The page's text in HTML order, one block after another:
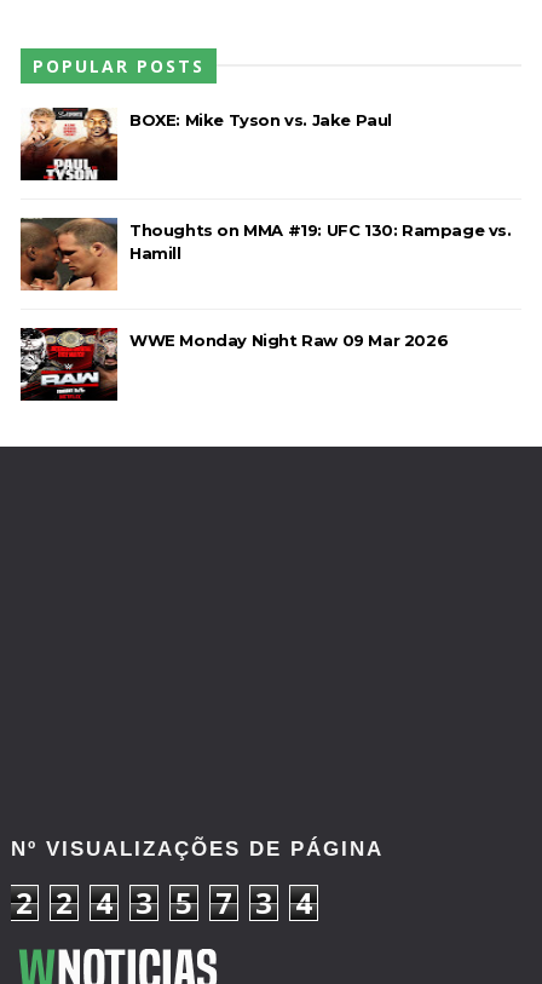
POPULAR POSTS
BOXE: Mike Tyson vs. Jake Paul
Thoughts on MMA #19: UFC 130: Rampage vs.
Hamill
WWE Monday Night Raw 09 Mar 2026
Nº VISUALIZAÇÕES DE PÁGINA
2 2 4 3 5 7 3 4